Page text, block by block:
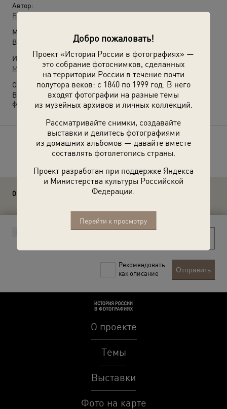
Добро пожаловать!
Проект «История России в фотографиях» —
это собрание фотоснимков, сделанных
на территории России в течение почти
полутора веков: с 1840 по 1999 год. В него
входят фотографии на разные темы
из музейных архивов и личных коллекций.
Рассматривайте снимки, создавайте
выставки и делитесь фотографиями
из домашних альбомов — давайте вместе
составлять фотолетопись страны.
Проект разработан при поддержке Яндекса
и Министерства культуры Российской
Федерации.
Перейти к просмотру
Автор:
Всеволод Тарасевич
Место съемки:
Волгоградская обл., г. Волжский
Источники:
МАММ / МДФ
О фотографии:
Выставка
«Советский лайфхак: ковер на стене»с этой
фотографией.
Расскажите друзьям об этом фото
0 комментариев
Рекомендовать
как описание
Отправить
О проекте
Темы
Выставки
Фото на карте